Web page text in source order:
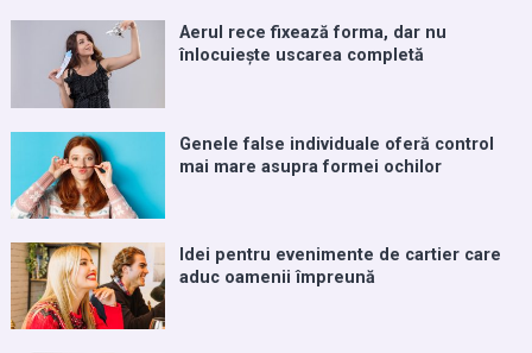
Aerul rece fixează forma, dar nu
înlocuiește uscarea completă
Genele false individuale oferă control
mai mare asupra formei ochilor
Idei pentru evenimente de cartier care
aduc oamenii împreună